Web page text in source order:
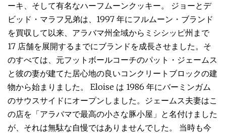
ーキ、そして有名なハーフムーンクッキー。 ジョーとデ
ビッド・マラフ兄弟は、1997 年にフルムーン・ブランド
を買収して以来、アラバマ州全域からミシシッピ州まで
17 店舗を展開するまでにブランドを成長させました。そ
のすべては、元フットボールコーチのパット・ジェームス
と彼の妻が建てた居心地の良いコンクリートブロックの建
物から始まりました。 Eloise は 1986 年にバーミンガム
のサウスサイドにオープンしました。ジェームス夫妻はこ
の店を「アラバマで最高の小さな豚小屋」と名付けました
が、それは無駄な自慢ではありませんでした。 当時も今